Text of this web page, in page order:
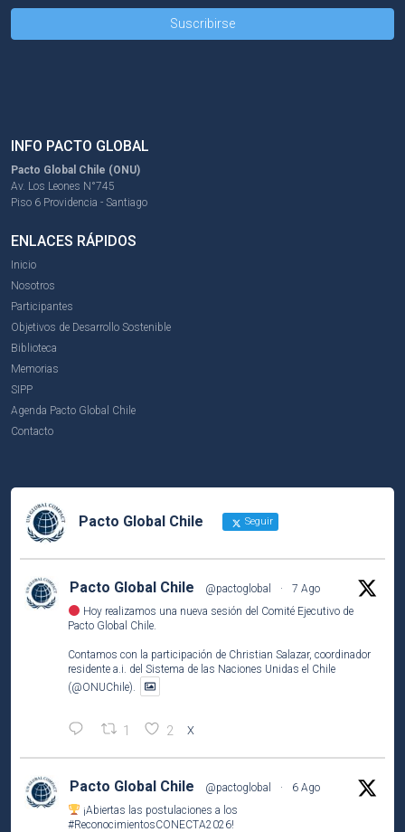
INFO PACTO GLOBAL
Pacto Global Chile (ONU)
Av. Los Leones N°745
Piso 6 Providencia - Santiago
ENLACES RÁPIDOS
Inicio
Nosotros
Participantes
Objetivos de Desarrollo Sostenible
Biblioteca
Memorias
SIPP
Agenda Pacto Global Chile
Contacto
Pacto Global Chile Seguir
Pacto Global Chile @pactoglobal ·
7 Ago
Hoy realizamos una nueva sesión del Comité Ejecutivo de
Pacto Global Chile.
Contamos con la participación de Christian Salazar, coordinador
residente a.i. del Sistema de las Naciones Unidas el Chile
(@ONUChile).
1 2 X
Pacto Global Chile @pactoglobal ·
6 Ago
¡Abiertas las postulaciones a los
#ReconocimientosCONECTA2026!